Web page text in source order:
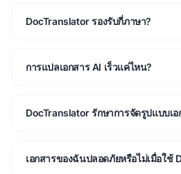
DocTranslator รองรับกี่ภาษา?
การแปลเอกสาร AI เร็วแค่ไหน?
DocTranslator รักษาการจัดรูปแบบเ
เอกสารของฉันปลอดภัยหรือไม่เมื่อใช้